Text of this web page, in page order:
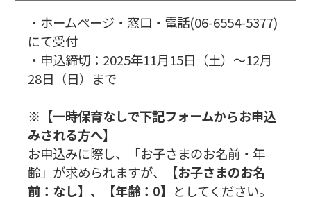
・ホームページ・窓口・電話(06-6554-5377)
にて受付
・申込締切：2025年11月15日（土）～12月
28日（日）まで
※【一時保育なしで下記フォームからお申込
みされる方へ】
お申込みに際し、「お子さまのお名前・年
齢」が求められますが、
【お子さまのお名
前：なし】、【年齢：0】 としてください。